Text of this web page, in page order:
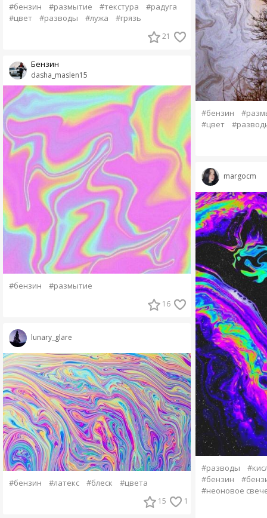
#бензин #размытие #текстура
#радуга
#цвет
#разводы #лужа #грязь
21
dasha_maslen15
Бензин
#бензин #размытие
16
lunary_glare
#бензин #латекс #блеск #цвета
15 1
#бензин
#цвет
margocm
#разводы
#бензин
#неоновое